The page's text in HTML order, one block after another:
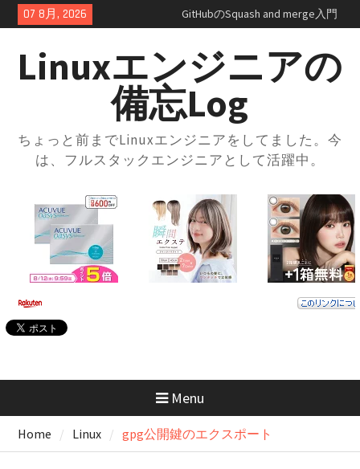
Skip
to
07 8月, 2026
GitHubプルリクエスト実践ガイ
ド｜レビューの進め方とマージ
方法・トラブル対応まで解説
GitHubの開発フローを学ぼう！
ブランチ運用とプルリクの使い
方入門
GitHubとは？登録方法からリポ
ジトリ・ブランチの使い方まで
徹底解説
docker-compose × .envファイル
方と注意点
docker-composeの.envファイル
とは？知らないと損する便利な
設定術
docker-compose.ymlの書き方｜
基本構成からサービス連携まで
使う方法
GitHubの開発フローを学ぼ
う！：コンフリクトが起きたと
きの解消手順と考え方
Linuxエンジニアの
備忘Log
ちょっと前までLinuxエンジニアをしてました。今
は、フルスタックエンジニアとして活躍中。
Menu
Home Linux gpg公開鍵のエクスポート